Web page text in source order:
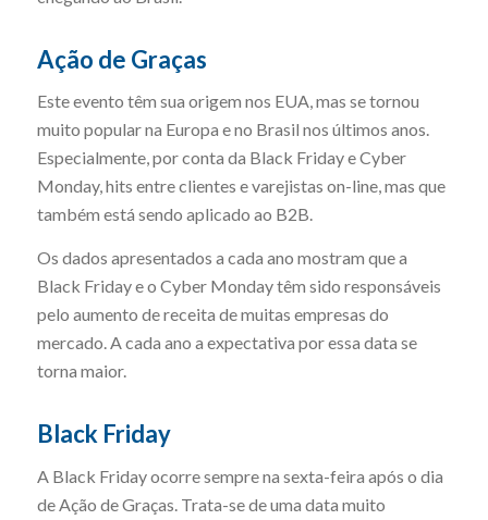
Ação de Graças
Este evento têm sua origem nos EUA, mas se tornou
muito popular na Europa e no Brasil nos últimos anos.
Especialmente, por conta da Black Friday e Cyber ​​
Monday, hits entre clientes e varejistas on-line, mas que
também está sendo aplicado ao B2B.
Os dados apresentados a cada ano mostram que a
Black Friday e o Cyber ​​Monday têm sido responsáveis
pelo aumento de receita de muitas empresas do
mercado. A cada ano a expectativa por essa data se
torna maior.
Black Friday
A Black Friday ocorre sempre na sexta-feira após o dia
de Ação de Graças. Trata-se de uma data muito